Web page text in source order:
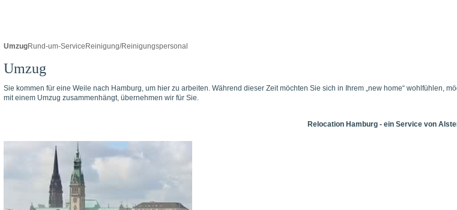
UmzugRund-um-Service Reinigung/Reinigungspersonal
Umzug
Sie kommen für eine Weile nach Hamburg, um hier zu arbeiten. Während dieser Zeit möchten Sie sich in Ihrem „new home“ wohlfühlen,
mit einem Umzug zusammenhängt, übernehmen wir für Sie.
Relocation Hamburg - ein Service von